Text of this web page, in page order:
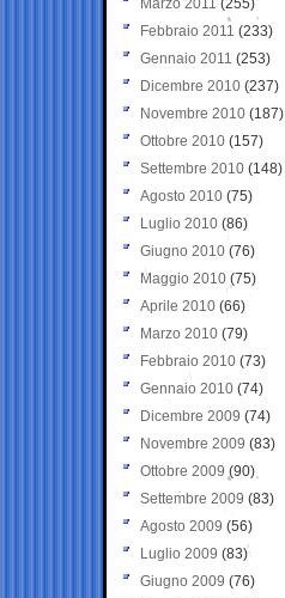
Marzo 2011 (255)
Febbraio 2011 (233)
Gennaio 2011 (253)
Dicembre 2010 (237)
Novembre 2010 (187)
Ottobre 2010 (157)
Settembre 2010 (148)
Agosto 2010 (75)
Luglio 2010 (86)
Giugno 2010 (76)
Maggio 2010 (75)
Aprile 2010 (66)
Marzo 2010 (79)
Febbraio 2010 (73)
Gennaio 2010 (74)
Dicembre 2009 (74)
Novembre 2009 (83)
Ottobre 2009 (90)
Settembre 2009 (83)
Agosto 2009 (56)
Luglio 2009 (83)
Giugno 2009 (76)